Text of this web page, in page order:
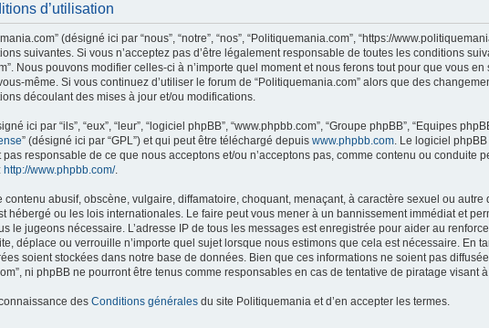
d’utilisation
(désigné ici par “nous”, “notre”, “nos”, “Politiquemania.com”, “https://
suivantes. Si vous n’acceptez pas d’être légalement responsable de toutes les conditions
Nous pouvons modifier celles-ci à n’importe quel moment et nous ferons tout pour que vous
même. Si vous continuez d’utiliser le forum de “Politiquemania.com” alors que des
découlant des mises à jour et/ou modifications.
ici par “ils”, “eux”, “leur”, “logiciel phpBB”, “www.phpbb.com”, “Groupe phpBB”, “Equipes
” (désigné ici par “GPL”) et qui peut être téléchargé depuis www.phpbb.com. Le logiciel
pas responsable de ce que nous acceptons et/ou n’acceptons pas, comme contenu ou conduite
http://www.phpbb.com/.
abusif, obscène, vulgaire, diffamatoire, choquant, menaçant, à caractère sexuel ou
hébergé ou les lois internationales. Le faire peut vous mener à un bannissement immédiat et
le jugeons nécessaire. L’adresse IP de tous les messages est enregistrée pour aider au
déplace ou verrouille n’importe quel sujet lorsque nous estimons que cela est nécessaire. En
soient stockées dans notre base de données. Bien que ces informations ne soient pas
ni phpBB ne pourront être tenus comme responsables en cas de tentative de piratage visant
des Conditions générales du site Politiquemania et d’en accepter les termes.